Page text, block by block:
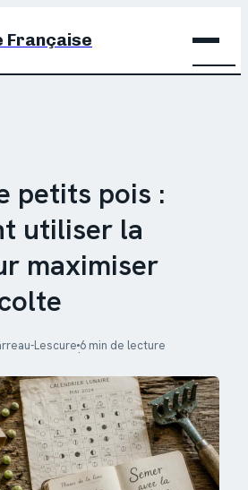
Française
petits pois :
utiliser la
maximiser
Lescure·6 min de lecture